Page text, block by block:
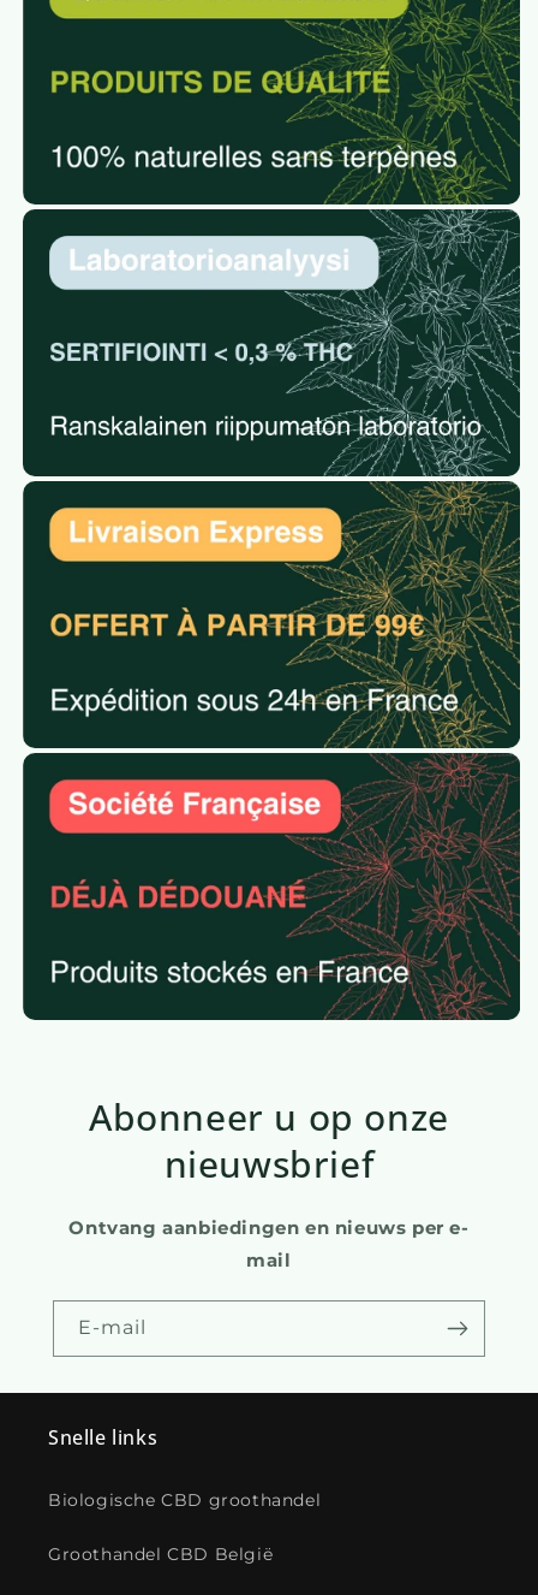
Abonneer u op onze
nieuwsbrief
Ontvang aanbiedingen en nieuws per e-
mail
E-mail
Snelle links
Biologische CBD groothandel
Groothandel CBD België